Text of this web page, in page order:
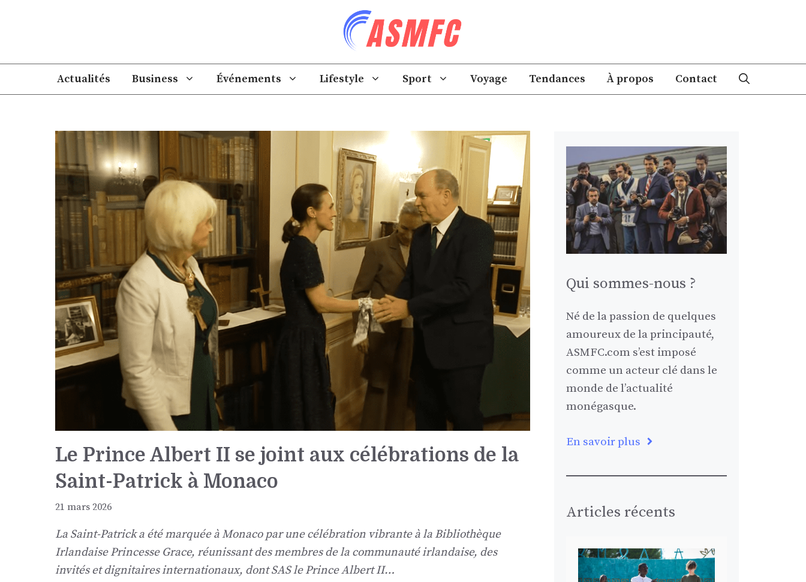
Actualités Business Événements Lifestyle Sport Voyage Tendances À propos Contact
Le Prince Albert II se joint aux célébrations de la
Saint-Patrick à Monaco
21 mars 2026
La Saint-Patrick a été marquée à Monaco par une célébration vibrante à la Bibliothèque
Irlandaise Princesse Grace, réunissant des membres de la communauté irlandaise, des
invités et dignitaires internationaux, dont SAS le Prince Albert II…
Qui sommes-nous ?
Né de la passion de quelques
amoureux de la principauté,
ASMFC.com s’est imposé
comme un acteur clé dans le
monde de l’actualité
monégasque.
En savoir plus
Articles récents